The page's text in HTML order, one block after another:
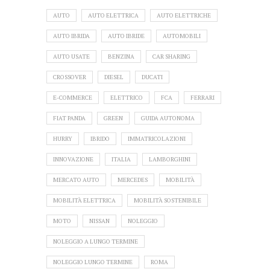
AUTO AUTO ELETTRICA AUTO ELETTRICHE
AUTO IBRIDA AUTO IBRIDE AUTOMOBILI
AUTO USATE BENZINA CAR SHARING
CROSSOVER DIESEL DUCATI
E-COMMERCE ELETTRICO FCA FERRARI
FIAT PANDA GREEN GUIDA AUTONOMA
HURRY IBRIDO IMMATRICOLAZIONI
INNOVAZIONE ITALIA LAMBORGHINI
MERCATO AUTO MERCEDES MOBILITÀ
MOBILITÀ ELETTRICA MOBILITÀ SOSTENIBILE
MOTO NISSAN NOLEGGIO
NOLEGGIO A LUNGO TERMINE
NOLEGGIO LUNGO TERMINE ROMA